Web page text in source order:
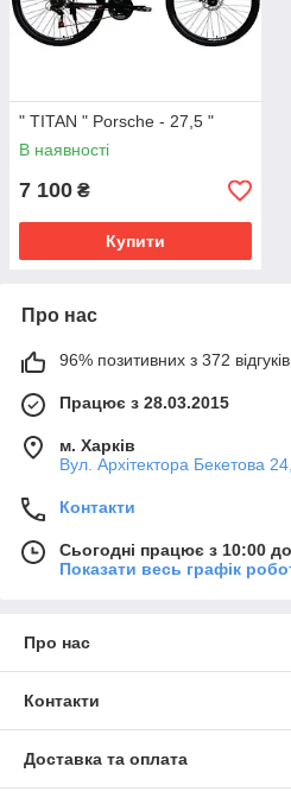
" TITAN " Porsche - 27,5 "
В наявності
7 100 ₴
Купити
Про нас
96% позитивних з 372 відгуків
Працює з 28.03.2015
м. Харків
Вул. Архітектора Бекетова
Контакти
Сьогодні працює з 10:00
Показати весь графік
Про нас
Контакти
Доставка та оплата